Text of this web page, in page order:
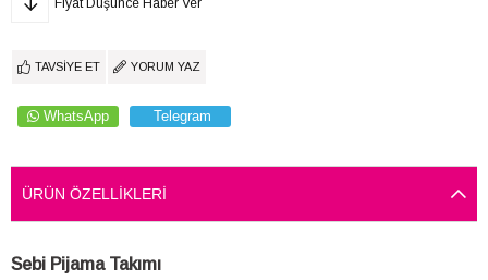
Fiyat Düşünce Haber Ver
TAVSIYE ET YORUM YAZ
WhatsApp Telegram
ÜRÜN ÖZELLIKLERI
Sebi Pijama Takımı